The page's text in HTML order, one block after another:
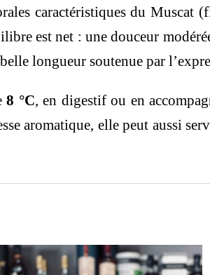
caractéristiques du Muscat
est net : une douceur
longueur soutenue par
8 °C, en digestif ou en
aromatique, elle peut aussi